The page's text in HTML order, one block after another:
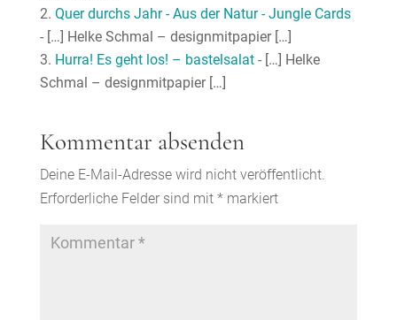
Quer durchs Jahr - Aus der Natur - Jungle Cards
- […] Helke Schmal – designmitpapier […]
Hurra! Es geht los! – bastelsalat- […] Helke
Schmal – designmitpapier […]
Kommentar absenden
Deine E-Mail-Adresse wird nicht veröffentlicht.
Erforderliche Felder sind mit *markiert